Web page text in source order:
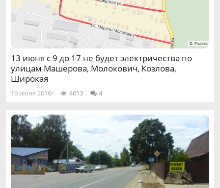
13 июня с 9 до 17 не будет электричества по
улицам Машерова, Молокович, Козлова,
Широкая
10 июня 2016г. 4613 4